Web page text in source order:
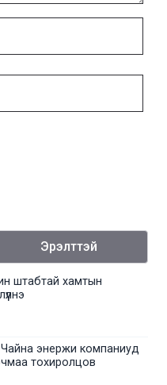
Эрэлттэй
штабтай хамтын
энержи компаниуд
тохиролцов